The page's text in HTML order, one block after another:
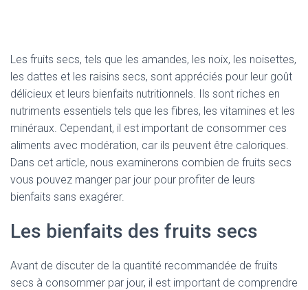
Les fruits secs, tels que les amandes, les noix, les noisettes,
les dattes et les raisins secs, sont appréciés pour leur goût
délicieux et leurs bienfaits nutritionnels. Ils sont riches en
nutriments essentiels tels que les fibres, les vitamines et les
minéraux. Cependant, il est important de consommer ces
aliments avec modération, car ils peuvent être caloriques.
Dans cet article, nous examinerons combien de fruits secs
vous pouvez manger par jour pour profiter de leurs
bienfaits sans exagérer.
Les bienfaits des fruits secs
Avant de discuter de la quantité recommandée de fruits
secs à consommer par jour, il est important de comprendre